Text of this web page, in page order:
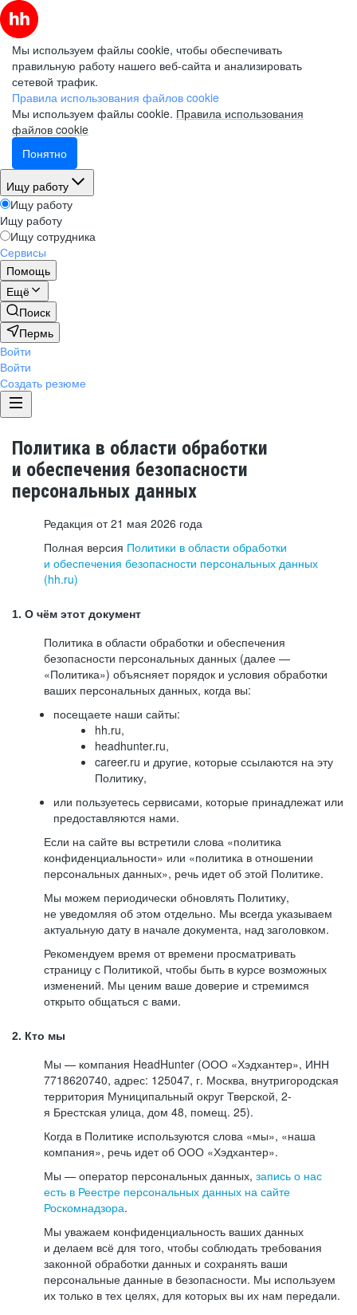
Мы используем файлы cookie, чтобы обеспечивать
правильную работу нашего веб-сайта и анализировать
сетевой трафик.
Правила использования файлов cookie
Мы используем файлы cookie. Правила использования
файлов cookie
Понятно
Ищу работу
Ищу работу
Ищу работу
Ищу сотрудника
Сервисы
Помощь
Ещё
Поиск
Пермь
Войти
Войти
Создать резюме
Политика в области обработки
и обеспечения безопасности
персональных данных
Редакция от 21 мая 2026 года
Полная версия Политики в области обработки
и обеспечения безопасности персональных данных
(hh.ru)
1. О чём этот документ
Политика в области обработки и обеспечения
безопасности персональных данных (далее —
«Политика») объясняет порядок и условия обработки
ваших персональных данных, когда вы:
посещаете наши сайты:
hh.ru,
headhunter.ru,
career.ru и другие, которые ссылаются на эту
Политику,
или пользуетесь сервисами, которые принадлежат или
предоставляются нами.
Если на сайте вы встретили слова «политика
конфиденциальности» или «политика в отношении
персональных данных», речь идет об этой Политике.
Мы можем периодически обновлять Политику,
не уведомляя об этом отдельно. Мы всегда указываем
актуальную дату в начале документа, над заголовком.
Рекомендуем время от времени просматривать
страницу с Политикой, чтобы быть в курсе возможных
изменений. Мы ценим ваше доверие и стремимся
открыто общаться с вами.
2. Кто мы
Мы — компания HeadHunter (ООО «Хэдхантер», ИНН
7718620740, адрес: 125047, г. Москва, внутригородская
территория Муниципальный округ Тверской, 2-
я Брестская улица, дом 48, помещ. 25).
Когда в Политике используются слова «мы», «наша
компания», речь идет об ООО «Хэдхантер».
Мы — оператор персональных данных, запись о нас
есть в Реестре персональных данных на сайте
Роскомнадзора.
Мы уважаем конфиденциальность ваших данных
и делаем всё для того, чтобы соблюдать требования
законной обработки данных и сохранять ваши
персональные данные в безопасности. Мы используем
их только в тех целях, для которых вы их нам передали.